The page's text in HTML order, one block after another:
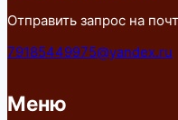
Отправить запрос на
79185449975@yandex.ru
Меню